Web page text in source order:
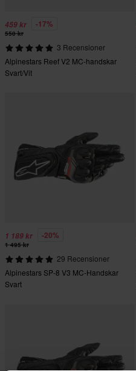
459 kr -17%
550 kr
3 Recensioner
Alpinestars Reef V2 MC-handskar
Svart/Vit
1 189 kr -20%
1 495 kr
29 Recensioner
Alpinestars SP-8 V3 MC-Handskar
Svart